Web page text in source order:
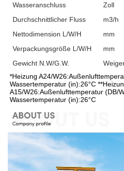
Wasseranschluss
Zoll
Durchschnittlicher Fluss
m3/h
Nettodimension L/W/H
mm
Verpackungsgröße L/W/H
mm
Gewicht N.W/G.W.
*Heizung A24/
Wassertemperatur (in):26°C
A15/W26:Außenlufttemperatur (DB/
Wassertemperatur (in):26°C